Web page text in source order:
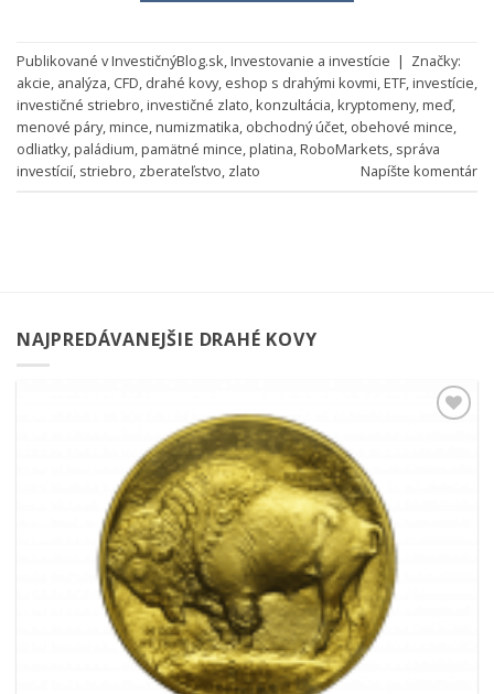
Publikované vInvestičnýBlog.sk,Investovanie a investície | Značky:
akcie, analýza, CFD, drahé kovy, eshop s drahými kovmi,ETF,investície,
investičné striebro,investičné zlato,konzultácia,kryptomeny,meď,
menové páry,mince,numizmatika, obchodný účet, obehové mince,
odliatky,paládium,pamätné mince,platina,RoboMarkets, správa
investícií, striebro, zberateľstvo, zlato Napíšte komentár
NAJPREDÁVANEJŠIE DRAHÉ KOVY